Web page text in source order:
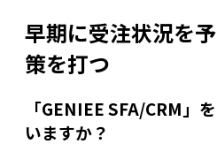
早期に受注状況を
策を打つ
「GENIEE SFA/CRM」
いますか？